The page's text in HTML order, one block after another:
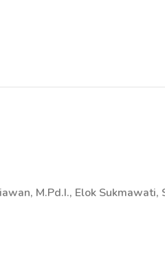
M.Pd.I., Elok Sukmawati,